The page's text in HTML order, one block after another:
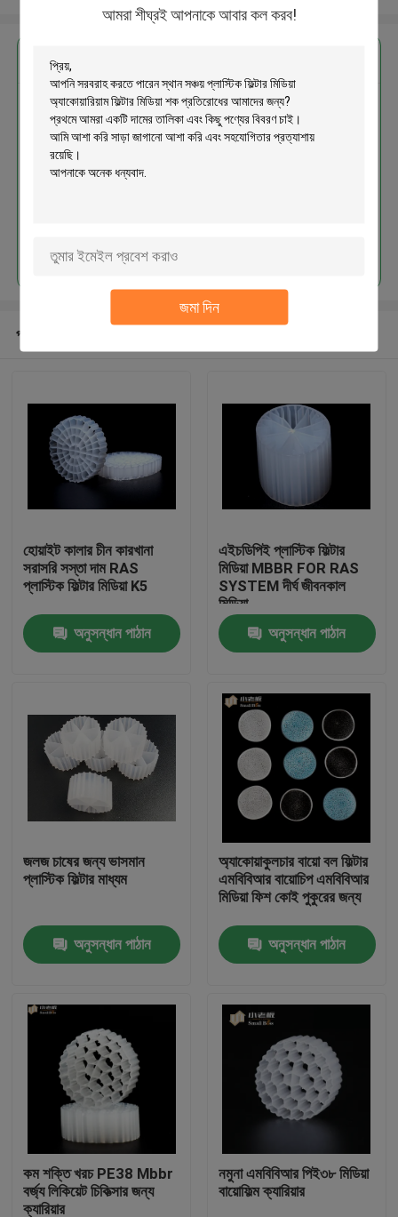
আমরা শীঘ্রই আপনাকে আবার কল করব!
জমা দিন
পণ্য
আমাদের সম্পর্কে
কারখানা ভ্রমণ
মান নিয়ন্ত্রণ
উদ্ধৃতির জন্য আবেদন
এমবিবিআর ফিল্টার মিডিয়া
এমবিবিআর বায়ো মিডিয়া
স্থান সঞ্চয় প্লাস্টিক ফিল্টার মিডিয়া
অ্যাকোয়ারিয়াম ফিল্টার মিডিয়া শক প্রতিরোধের
প্রস্তাবিত পণ্য
হোয়াইট কালার চীন কারখানা
সরাসরি সস্তা দাম RAS
প্লাস্টিক ফিল্টার মিডিয়া K5
অনুসন্ধান পাঠান
এইচডিপিই প্লাস্টিক ফিল্টার
মিডিয়া MBBR FOR RAS
SYSTEM দীর্ঘ জীবনকাল
মিডিয়া
অনুসন্ধান পাঠান
জলজ চাষের জন্য ভাসমান
প্লাস্টিক ফিল্টার মাধ্যম
অনুসন্ধান পাঠান
অ্যাকোয়াকুলচার বায়ো বল ফিল্টার
এমবিবিআর বায়োচিপ এমবিবিআর
মিডিয়া ফিশ কোই পুকুরের জন্য
অনুসন্ধান পাঠান
কম শক্তি খরচ PE38 Mbbr
বর্জ্য লিকিয়েট চিকিত্সার জন্য
ক্যারিয়ার
নমুনা এমবিবিআর পিই৩৮ মিডিয়া
বায়োফিল্ম ক্যারিয়ার